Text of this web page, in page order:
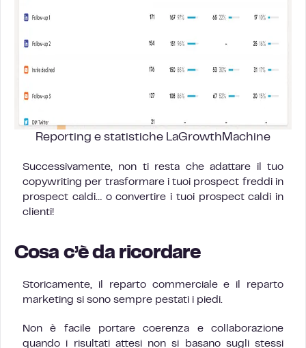
Reporting e statistiche LaGrowthMachine
Successivamente, non ti resta che adattare il tuo
copywriting per trasformare i tuoi prospect freddi in
prospect caldi… o convertire i tuoi prospect caldi in
clienti!
Cosa c’è da ricordare
Storicamente, il reparto commerciale e il reparto
marketing si sono sempre pestati i piedi.
Non è facile portare coerenza e collaborazione
quando i risultati attesi non si basano sugli stessi